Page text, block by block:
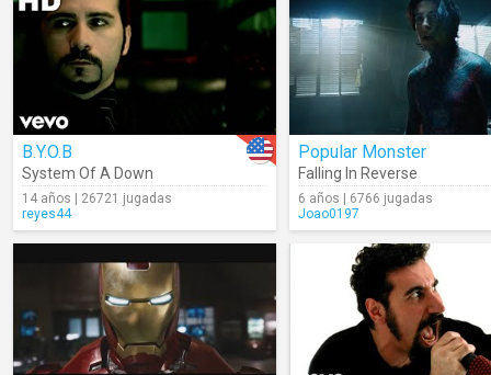
B.Y.O.B
System Of A Down
14 años | 26721 jugadas
reyes44
Popular Monster
Falling In Reverse
6 años | 6766 jugadas
Joao0197